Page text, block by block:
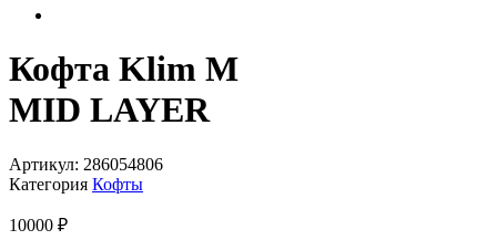
Кофта Klim M
MID LAYER
Артикул: 286054806
Категория Кофты
10000 ₽